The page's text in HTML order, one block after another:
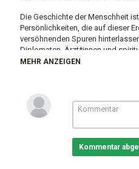
Die Geschichte der Menschheit
Persönlichkeiten, die auf dieser
versöhnenden Spuren
Diplomaten, Ärzt*innen und
und ihr Wirken in den Dienst der
Geschichte ein. Viele von ihnen
Stillen und unter Ausschluss der
Mensch kann heilen, wenn er
einige von uns wurden dafür
nun folgen, ob sie wollen, oder
Hinweise darauf vorstellen, dass
MEHR ANZEIGEN
Kommentar